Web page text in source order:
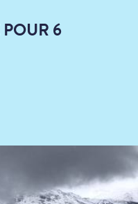
POUR 6